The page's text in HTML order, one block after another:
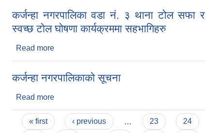
कर्जन्हा नगरपालिका वडा नं. ३ थाना टोल सफा र
स्वच्छ टोल घोषणा कार्यक्रममा सहभागिहरु
Read more
कर्जन्हा नगरपालिकाको सूचना
Read more
Pages
« first ‹ previous 23
24